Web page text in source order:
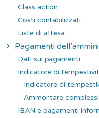
Class action
Costi contabilizzati
Liste di attesa
Pagamenti
Dati sui pagamenti
Indicatore di
Indicatore di
Ammontare
IBAN e pagamenti